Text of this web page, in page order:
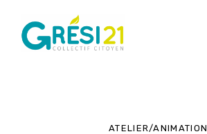
ATELIER/ANIMATION